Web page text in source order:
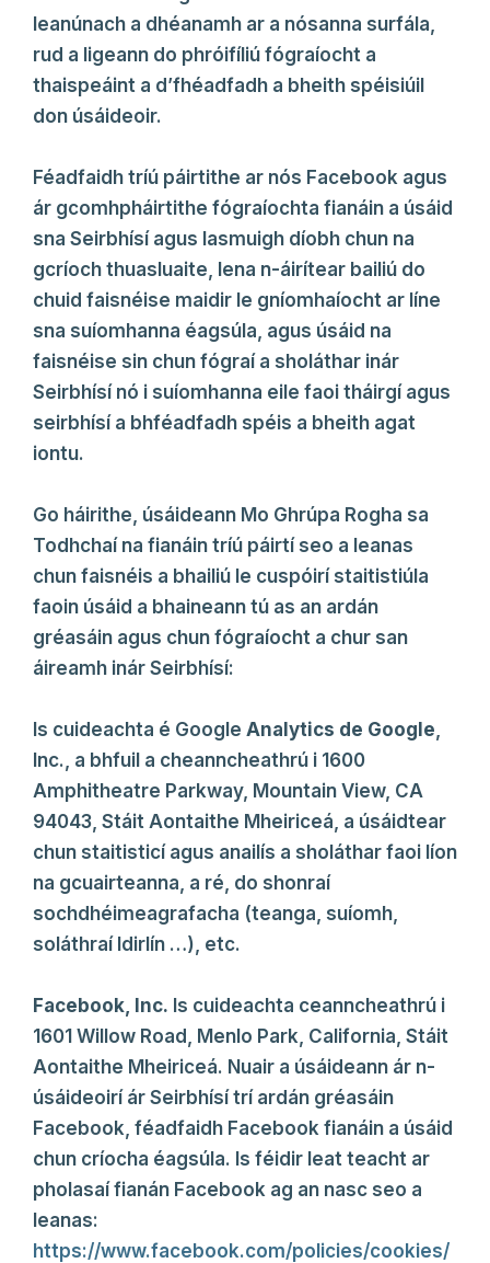
leanúnach a dhéanamh ar a nósanna surfála,
rud a ligeann do phróifíliú fógraíocht a
thaispeáint a d’fhéadfadh a bheith spéisiúil
don úsáideoir.
Féadfaidh tríú páirtithe ar nós Facebook agus
ár gcomhpháirtithe fógraíochta fianáin a úsáid
sna Seirbhísí agus lasmuigh díobh chun na
gcríoch thuasluaite, lena n-áirítear bailiú do
chuid faisnéise maidir le gníomhaíocht ar líne
sna suíomhanna éagsúla, agus úsáid na
faisnéise sin chun fógraí a sholáthar inár
Seirbhísí nó i suíomhanna eile faoi tháirgí agus
seirbhísí a bhféadfadh spéis a bheith agat
iontu.
Go háirithe, úsáideann Mo Ghrúpa Rogha sa
Todhchaí na fianáin tríú páirtí seo a leanas
chun faisnéis a bhailiú le cuspóirí staitistiúla
faoin úsáid a bhaineann tú as an ardán
gréasáin agus chun fógraíocht a chur san
áireamh inár Seirbhísí:
Is cuideachta é Google Analytics de Google,
Inc., a bhfuil a cheanncheathrú i 1600
Amphitheatre Parkway, Mountain View, CA
94043, Stáit Aontaithe Mheiriceá, a úsáidtear
chun staitisticí agus anailís a sholáthar faoi líon
na gcuairteanna, a ré, do shonraí
sochdhéimeagrafacha (teanga, suíomh,
soláthraí Idirlín …), etc.
Facebook, Inc. Is cuideachta ceanncheathrú i
1601 Willow Road, Menlo Park, California, Stáit
Aontaithe Mheiriceá. Nuair a úsáideann ár n-
úsáideoirí ár Seirbhísí trí ardán gréasáin
Facebook, féadfaidh Facebook fianáin a úsáid
chun críocha éagsúla. Is féidir leat teacht ar
pholasaí fianán Facebook ag an nasc seo a
leanas:
https://www.facebook.com/policies/cookies/